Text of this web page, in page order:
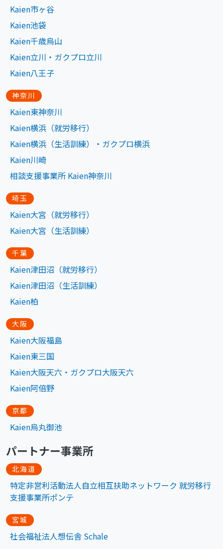
Kaien市ヶ谷
Kaien池袋
Kaien千歳烏山
Kaien立川・ガクプロ立川
Kaien八王子
神奈川
Kaien東神奈川
Kaien横浜（就労移行）
Kaien横浜（生活訓練）・ガクプロ横浜
Kaien川崎
相談支援事業所 Kaien神奈川
埼玉
Kaien大宮（就労移行）
Kaien大宮（生活訓練）
千葉
Kaien津田沼（就労移行）
Kaien津田沼（生活訓練）
Kaien柏
大阪
Kaien大阪福島
Kaien東三国
Kaien大阪天六・ガクプロ大阪天六
Kaien阿倍野
京都
Kaien烏丸御池
パートナー事業所
北海道
特定非営利活動法人自立相互扶助ネットワーク 就労移行
支援事業所ポンテ
宮城
社会福祉法人想伝舎 Schale